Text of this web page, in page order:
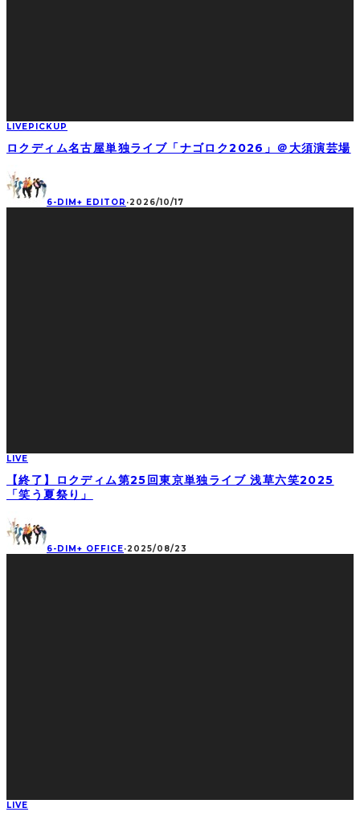
LIVEPICKUP
ロクディム名古屋単独ライブ「ナゴロク2026」＠大須演芸場
6-DIM+ EDITOR ·2026/10/17
LIVE
【終了】ロクディム第25回東京単独ライブ 浅草六笑2025
「笑う夏祭り」
6-DIM+ OFFICE·2025/08/23
LIVE